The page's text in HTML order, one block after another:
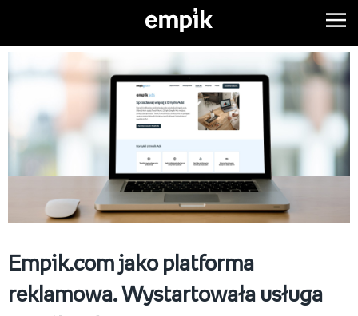
Empik.com jako platforma
reklamowa. Wystartowała usługa